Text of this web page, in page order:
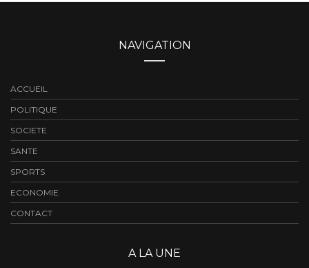
NAVIGATION
ACCUEIL
POLITIQUE
SOCIETE
SANTE
SPORTS
ECONOMIE
CONTACT
A LA UNE